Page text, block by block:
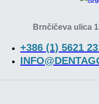
Brnčičeva ulica
+386 (1) 5621